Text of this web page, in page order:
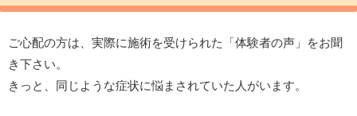
ご心配の方は、実際に施術を受けられた「体験者の声」をお聞
き下さい。
きっと、同じような症状に悩まされていた人がいます。